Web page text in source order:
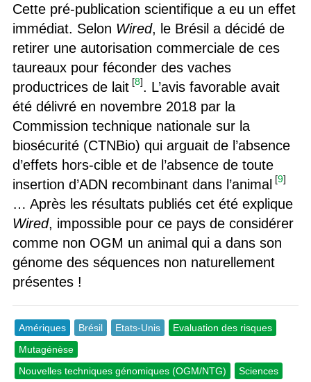
Cette pré-publication scientifique a eu un effet
immédiat. Selon Wired, le Brésil a décidé de
retirer une autorisation commerciale de ces
taureaux pour féconder des vaches
productrices de lait [8]. L’avis favorable avait
été délivré en novembre 2018 par la
Commission technique nationale sur la
biosécurité (CTNBio) qui arguait de l’absence
d’effets hors-cible et de l’absence de toute
insertion d’ADN recombinant dans l’animal [9]
… Après les résultats publiés cet été explique
Wired, impossible pour ce pays de considérer
comme non OGM un animal qui a dans son
génome des séquences non naturellement
présentes !
Amériques Brésil Etats-Unis
Evaluation des risques
Mutagénèse
Nouvelles techniques génomiques (OGM/NTG)
Sciences